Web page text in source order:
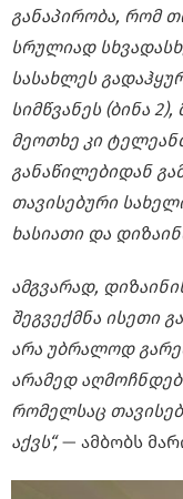
განაპირობა, რომ
სრულიად
სასახლეს
სიმწვანეს (ბინა
მეოთხე კი
განაწილებიდან
თავისებური
ხასიათი და
ამგვარად,
შეგვექმნა ისეთი
არა უბრალოდ
არამედ
რომელსაც
აქვს“,— ამბობს